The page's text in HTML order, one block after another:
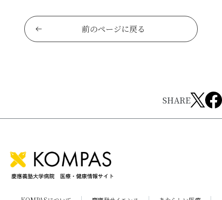
前のページに戻る
SHARE